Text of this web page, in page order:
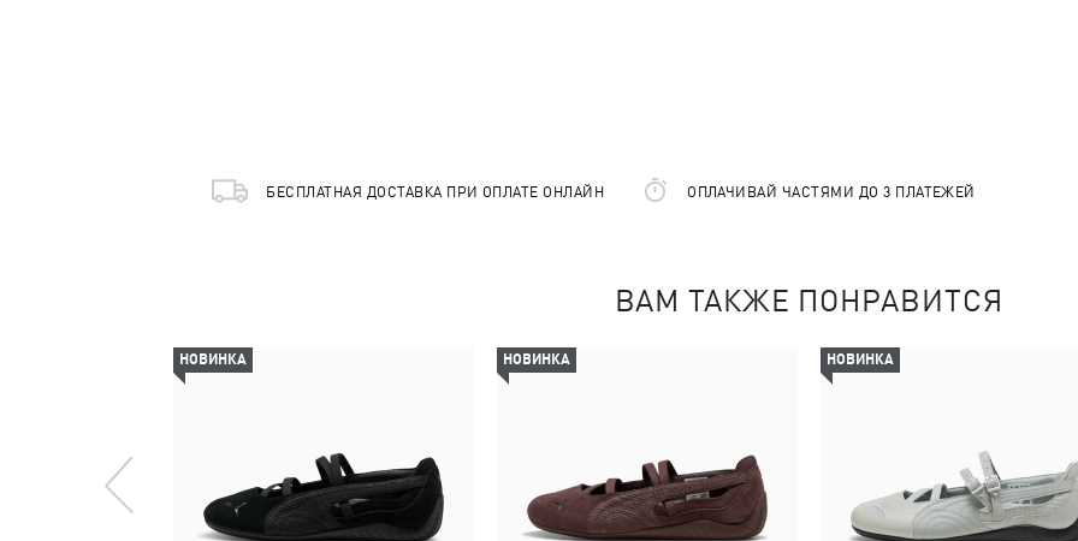
БЕСПЛАТНАЯ ДОСТАВКА ПРИ ОПЛАТЕ ОНЛАЙН ОПЛАЧИВАЙ ЧАСТЯМИ ДО 3 ПЛАТЕЖЕЙ
ВАМ ТАКЖЕ ПОНРАВИТСЯ
НОВИНКА НОВИНКА НОВИНКА